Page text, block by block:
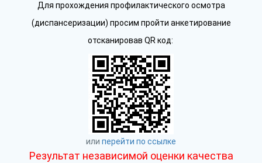
Для прохождения профилактического осмотра
(диспансеризации) просим пройти анкетирование
отсканировав QR код:
или перейти по ссылке
Результат независимой оценки качества